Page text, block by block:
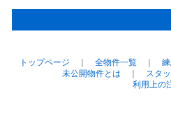
トップページ 全物件一覧
未公開物件とは
スタ
利用上の